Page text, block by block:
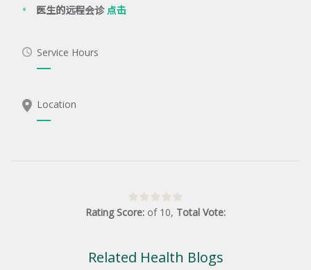
医生的远程会诊点击
Service Hours
Location
Rating Score: of 10, Total Vote:
Related Health Blogs